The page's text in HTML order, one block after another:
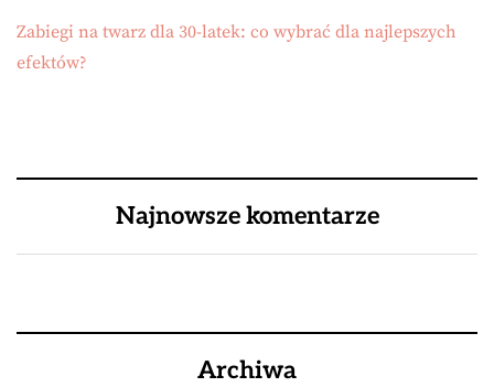
Zabiegi na twarz dla 30-latek: co wybrać dla najlepszych
efektów?
Najnowsze komentarze
Archiwa